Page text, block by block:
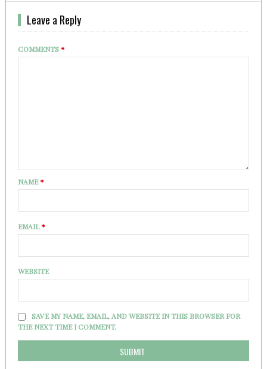
Leave a Reply
COMMENTS*
NAME*
EMAIL*
WEBSITE
SAVE MY NAME, EMAIL, AND WEBSITE IN THIS BROWSER FOR
THE NEXT TIME I COMMENT.